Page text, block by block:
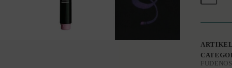
soft
|
aantal